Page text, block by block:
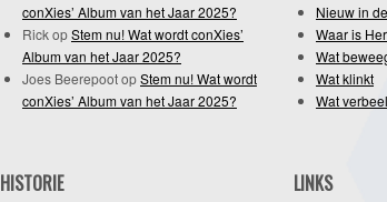
conXies’ Album van het Jaar 2025?
RickopStem nu! Wat wordt conXies’
Album van het Jaar 2025?
Joes BeerepootopStem nu! Wat wordt
conXies’ Album van het Jaar 2025?
Nieuw in
Waar is
Wat
Wat klinkt
Wat
HISTORIE LINKS